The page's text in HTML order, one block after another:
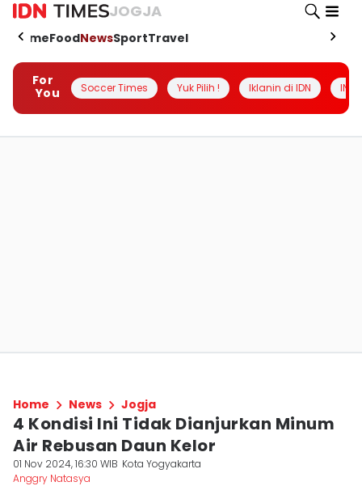
JOGJA
HomeFoodNewsSportTravel
For
You
Soccer Times Yuk Pilih ! Iklanin di IDN
Home News Jogja
4 Kondisi Ini Tidak Dianjurkan Minum
Air Rebusan Daun Kelor
01 Nov 2024, 16:30 WIB Kota Yogyakarta
Anggry Natasya